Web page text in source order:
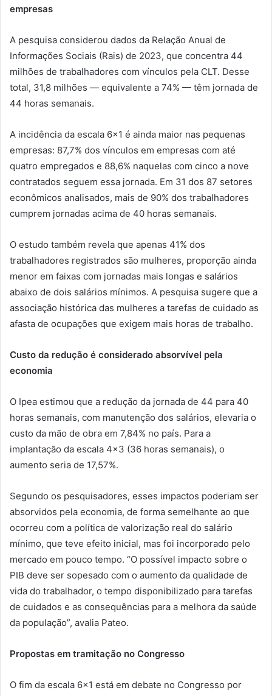
empresas
A pesquisa considerou dados da Relação Anual de
Informações Sociais (Rais) de 2023, que concentra 44
milhões de trabalhadores com vínculos pela CLT. Desse
total, 31,8 milhões — equivalente a 74% — têm jornada de
44 horas semanais.
A incidência da escala 6×1 é ainda maior nas pequenas
empresas: 87,7% dos vínculos em empresas com até
quatro empregados e 88,6% naquelas com cinco a nove
contratados seguem essa jornada. Em 31 dos 87 setores
econômicos analisados, mais de 90% dos trabalhadores
cumprem jornadas acima de 40 horas semanais.
O estudo também revela que apenas 41% dos
trabalhadores registrados são mulheres, proporção ainda
menor em faixas com jornadas mais longas e salários
abaixo de dois salários mínimos. A pesquisa sugere que a
associação histórica das mulheres a tarefas de cuidado as
afasta de ocupações que exigem mais horas de trabalho.
Custo da redução é considerado absorvível pela
economia
O Ipea estimou que a redução da jornada de 44 para 40
horas semanais, com manutenção dos salários, elevaria o
custo da mão de obra em 7,84% no país. Para a
implantação da escala 4×3 (36 horas semanais), o
aumento seria de 17,57%.
Segundo os pesquisadores, esses impactos poderiam ser
absorvidos pela economia, de forma semelhante ao que
ocorreu com a política de valorização real do salário
mínimo, que teve efeito inicial, mas foi incorporado pelo
mercado em pouco tempo. “O possível impacto sobre o
PIB deve ser sopesado com o aumento da qualidade de
vida do trabalhador, o tempo disponibilizado para tarefas
de cuidados e as consequências para a melhora da saúde
da população”, avalia Pateo.
Propostas em tramitação no Congresso
O fim da escala 6×1 está em debate no Congresso por